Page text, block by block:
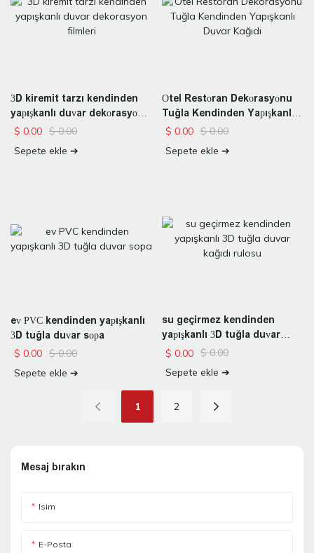
3D kiremit tarzı kendinden
yapışkanlı duvar dekorasyon
filmleri
$ 0.00 $0.00
Sepete ekle ➔
Otel Restoran Dekorasyonu
Tuğla Kendinden Yapışkanlı
Duvar Kağıdı
$ 0.00 $0.00
Sepete ekle ➔
ev PVC kendinden yapışkanlı
3D tuğla duvar sopa
$ 0.00 $0.00
Sepete ekle ➔
su geçirmez kendinden
yapışkanlı 3D tuğla duvar
kağıdı rulosu
$ 0.00 $0.00
Sepete ekle ➔
1 2
Mesaj bırakın
Isim
E-Posta